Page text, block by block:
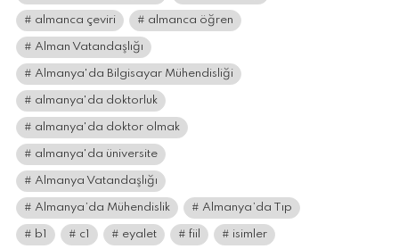
almanca çeviri almanca öğren
Alman Vatandaşlığı
Almanya'da Bilgisayar Mühendisliği
almanya'da doktorluk
almanya'da doktor olmak
almanya'da üniversite
Almanya Vatandaşlığı
Almanya’da Mühendislik Almanya’da Tıp
b1 c1 eyalet fiil isimler